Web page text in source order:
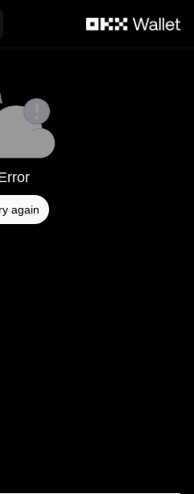
again!